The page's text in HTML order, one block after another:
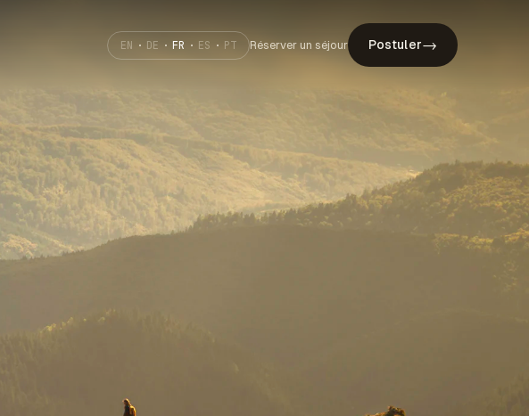
EN · DE · FR · ES · PT Réserver un séjour Postuler→